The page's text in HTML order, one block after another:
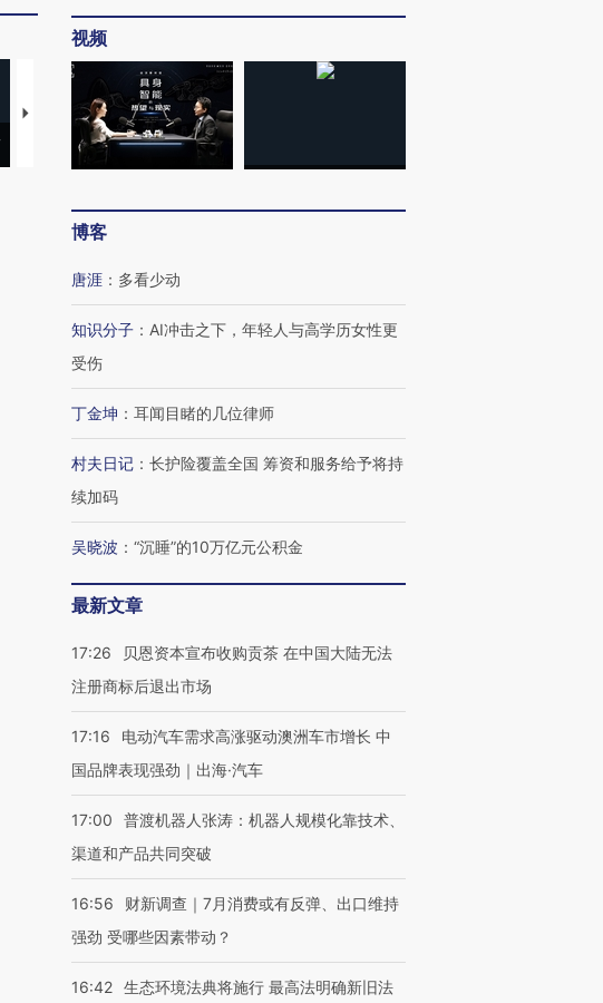
【推广】走进第四届链博
会，让数智科技“链”接产
【特别呈现】寻找100种
有意思的生活方式·第三对
视频
博客
唐涯 ： 多看少动
知识分子 ： AI冲击之下，年轻人与高学历女性更
受伤
丁金坤 ： 耳闻目睹的几位律师
村夫日记 ： 长护险覆盖全国 筹资和服务给予将持
续加码
吴晓波 ： “沉睡”的10万亿元公积金
最新文章
17:26
贝恩资本宣布收购贡茶 在中国大陆无法
注册商标后退出市场
17:16
电动汽车需求高涨驱动澳洲车市增长 中
国品牌表现强劲｜出海·汽车
17:00
普渡机器人张涛：机器人规模化靠技术、
渠道和产品共同突破
16:56
财新调查｜7月消费或有反弹、出口维持
强劲 受哪些因素带动？
16:42 生态环境法典将施行 最高法明确新旧法